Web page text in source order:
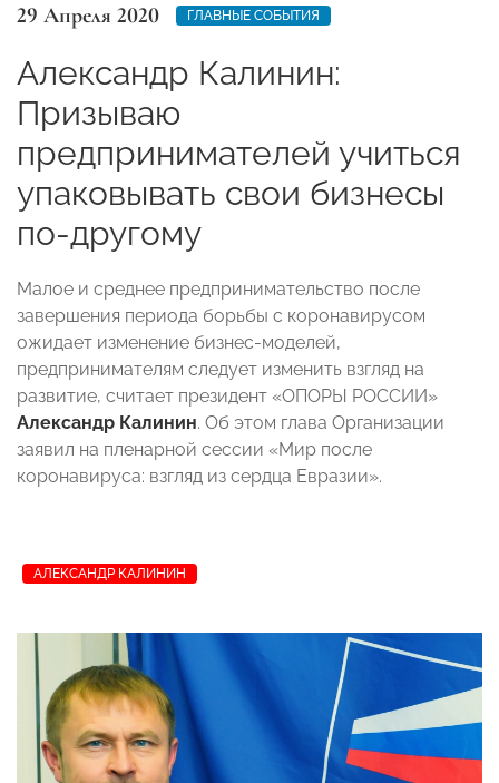
29 Апреля 2020 ГЛАВНЫЕ СОБЫТИЯ
Александр Калинин:
Призываю
предпринимателей учиться
упаковывать свои бизнесы
по-другому
Малое и среднее предпринимательство после
завершения периода борьбы с коронавирусом
ожидает изменение бизнес-моделей,
предпринимателям следует изменить взгляд на
развитие, считает президент «ОПОРЫ РОССИИ»
Александр Калинин. Об этом глава Организации
заявил на пленарной сессии «Мир после
коронавируса: взгляд из сердца Евразии».
АЛЕКСАНДР КАЛИНИН